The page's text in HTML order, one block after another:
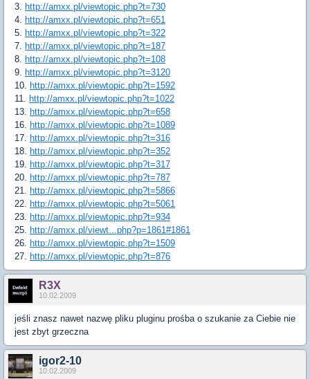
3. http://amxx.pl/viewtopic.php?t=730
4. http://amxx.pl/viewtopic.php?t=651
5. http://amxx.pl/viewtopic.php?t=322
7. http://amxx.pl/viewtopic.php?t=187
8. http://amxx.pl/viewtopic.php?t=108
9. http://amxx.pl/viewtopic.php?t=3120
10. http://amxx.pl/viewtopic.php?t=1592
11. http://amxx.pl/viewtopic.php?t=1022
13. http://amxx.pl/viewtopic.php?t=658
16. http://amxx.pl/viewtopic.php?t=1089
17. http://amxx.pl/viewtopic.php?t=316
18. http://amxx.pl/viewtopic.php?t=352
19. http://amxx.pl/viewtopic.php?t=317
20. http://amxx.pl/viewtopic.php?t=787
21. http://amxx.pl/viewtopic.php?t=5866
22. http://amxx.pl/viewtopic.php?t=5061
23. http://amxx.pl/viewtopic.php?t=934
25. http://amxx.pl/viewt...php?p=1861#1861
26. http://amxx.pl/viewtopic.php?t=1509
27. http://amxx.pl/viewtopic.php?t=876
R3X
10.02.2009
jeśli znasz nawet nazwę pliku pluginu prośba o szukanie za Ciebie nie
jest zbyt grzeczna
igor2-10
10.02.2009